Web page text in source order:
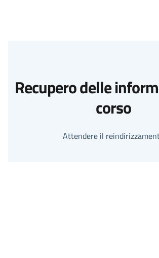
Recupero delle
corso
Attendere il